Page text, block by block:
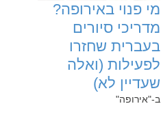
‏מי פנוי באירופה?
מדריכי סיורים
בעברית שחזרו
לפעילות (ואלה
שעדיין לא)
ב-"אירופה"